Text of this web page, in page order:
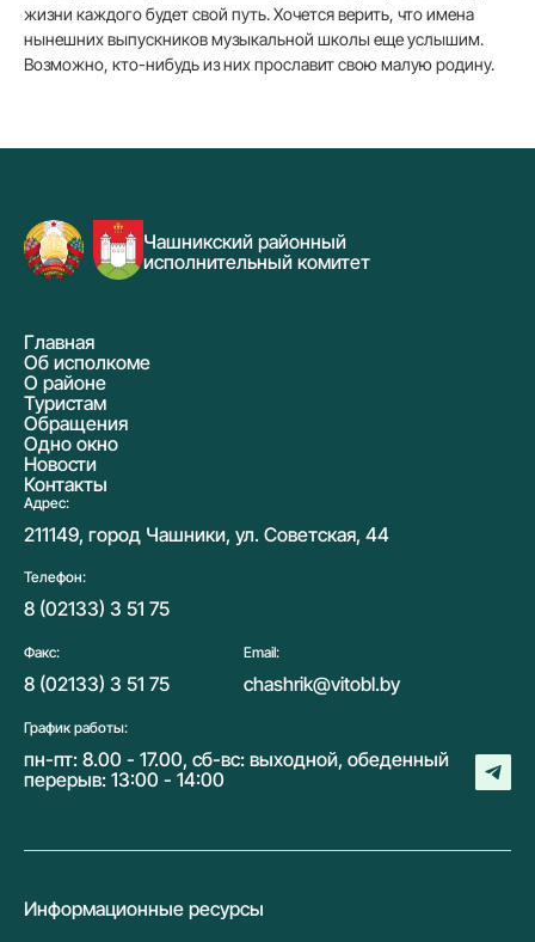
жизни каждого будет свой путь. Хочется верить, что имена
нынешних выпускников музыкальной школы еще услышим.
Возможно, кто-нибудь из них прославит свою малую родину.
Чашникский районный
исполнительный комитет
Главная
Об исполкоме
О районе
Туристам
Обращения
Одно окно
Новости
Контакты
Адрес:
211149, город Чашники, ул. Советская, 44
Телефон:
8 (02133) 3 51 75
Факс:
8 (02133) 3 51 75
Email:
chashrik@vitobl.by
График работы:
пн-пт: 8.00 - 17.00, сб-вс: выходной, обеденный
перерыв: 13:00 - 14:00
Информационные ресурсы